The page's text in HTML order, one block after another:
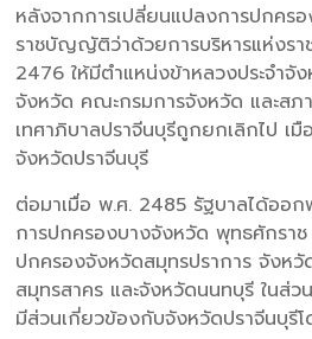
หลังจากการเปลี่ยนแปลงการปกคร
ราชบัญญัติว่าด้วยการบริหารแห่งร
2476 ให้มีตำแหน่งข้าหลวงประจำจั
จังหวัด คณะกรมการจังหวัด และส
เทศาภิบาลปราจีนบุรีถูกยกเลิกไป เมื
จังหวัดปราจีนบุรี
ต่อมาเมื่อ พ.ศ. 2485 รัฐบาลได้ออ
การปกครองบางจังหวัด พุทธศักราช
ปกครองจังหวัดสมุทรปราการ จังห
สมุทรสาคร และจังหวัดนนทบุรี ในส่
มีส่วนเกี่ยวข้องกับจังหวัดปราจีนบุรี